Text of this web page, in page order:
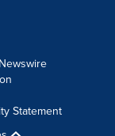
Statement